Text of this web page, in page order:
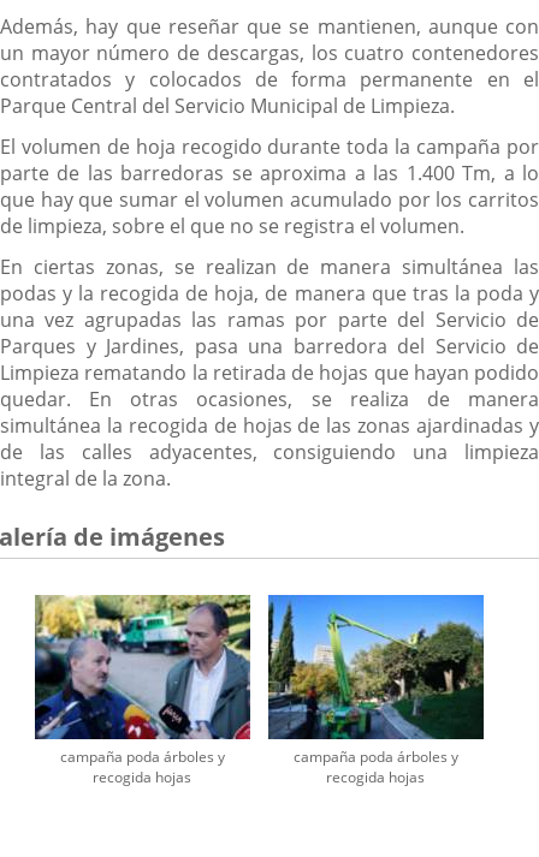
Además, hay que reseñar que se mantienen, aunque con
un mayor número de descargas, los cuatro contenedores
contratados y colocados de forma permanente en el
Parque Central del Servicio Municipal de Limpieza.
El volumen de hoja recogido durante toda la campaña por
parte de las barredoras se aproxima a las 1.400 Tm, a lo
que hay que sumar el volumen acumulado por los carritos
de limpieza, sobre el que no se registra el volumen.
En ciertas zonas, se realizan de manera simultánea las
podas y la recogida de hoja, de manera que tras la poda y
una vez agrupadas las ramas por parte del Servicio de
Parques y Jardines, pasa una barredora del Servicio de
Limpieza rematando la retirada de hojas que hayan podido
quedar. En otras ocasiones, se realiza de manera
simultánea la recogida de hojas de las zonas ajardinadas y
de las calles adyacentes, consiguiendo una limpieza
integral de la zona.
de imágenes
campaña poda árboles y
recogida hojas
campaña poda árboles y
recogida hojas